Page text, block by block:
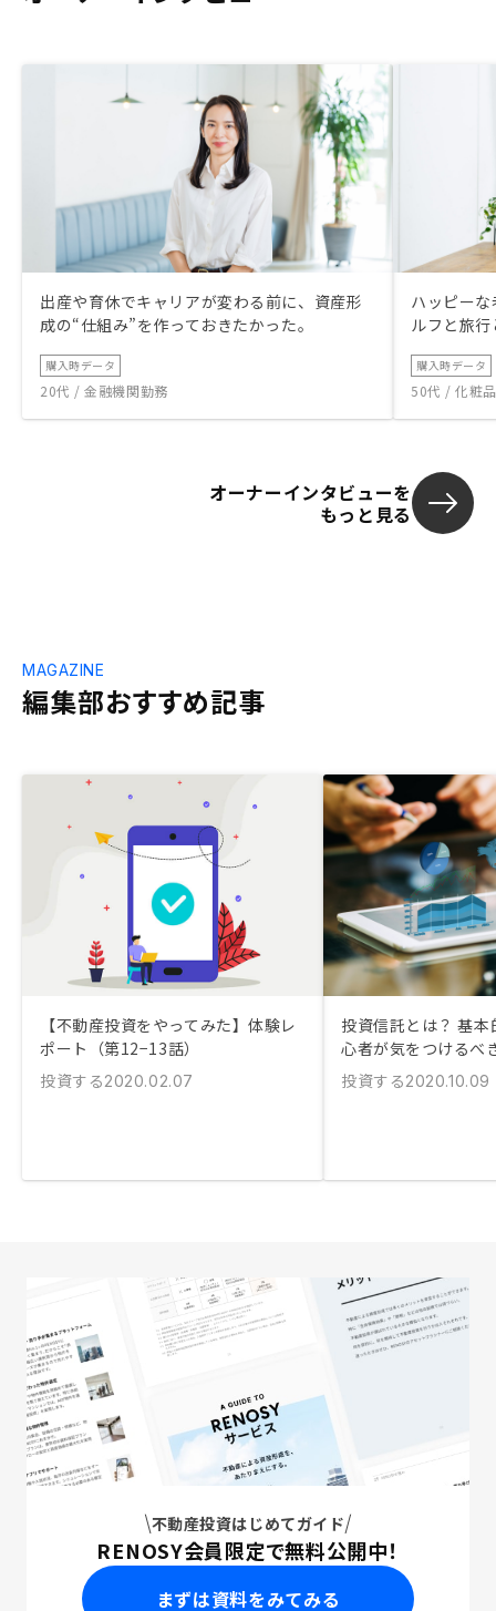
出産や育休でキャリアが変わる前に、資産形
成の“仕組み”を作っておきたかった。
購入時データ
20代 / 金融機関勤務
ハッピー
ルフと旅
購入時データ
50代 / 化粧
オーナーインタビューを
もっと見る
編集部おすすめ記事
MAGAZINE
【不動産投資をやってみた】体験レ
ポート（第12−13話）
投資する2020.02.07
投資信託とは？ 基
心者が気をつけるべ
投資する2020.10.09
不動産投資はじめてガイド
RENOSY会員限定で無料公開中！
まずは資料をみてみる